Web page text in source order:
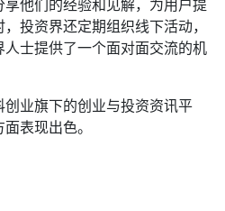
他们的经验和见解，为用户提
投资界还定期组织线下活动，
士提供了一个面对面交流的机
业旗下的创业与投资资讯平
表现出色。